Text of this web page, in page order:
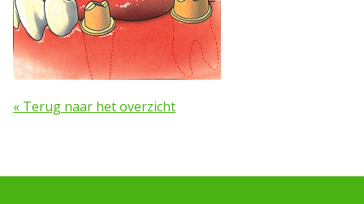
« Terug naar het overzicht